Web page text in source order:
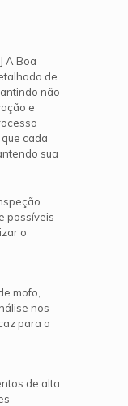
A Boa
de
não
e
cada
sua
possíveis
o
mofo,
nos
para a
de alta